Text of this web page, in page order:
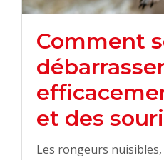
Comment
et des
Les rongeurs